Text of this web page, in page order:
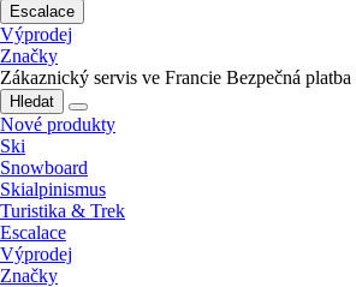
Escalace
Výprodej
Značky
Zákaznický servis ve Francie Bezpečná platba
Hledat
Nové produkty
Ski
Snowboard
Skialpinismus
Turistika & Trek
Escalace
Výprodej
Značky